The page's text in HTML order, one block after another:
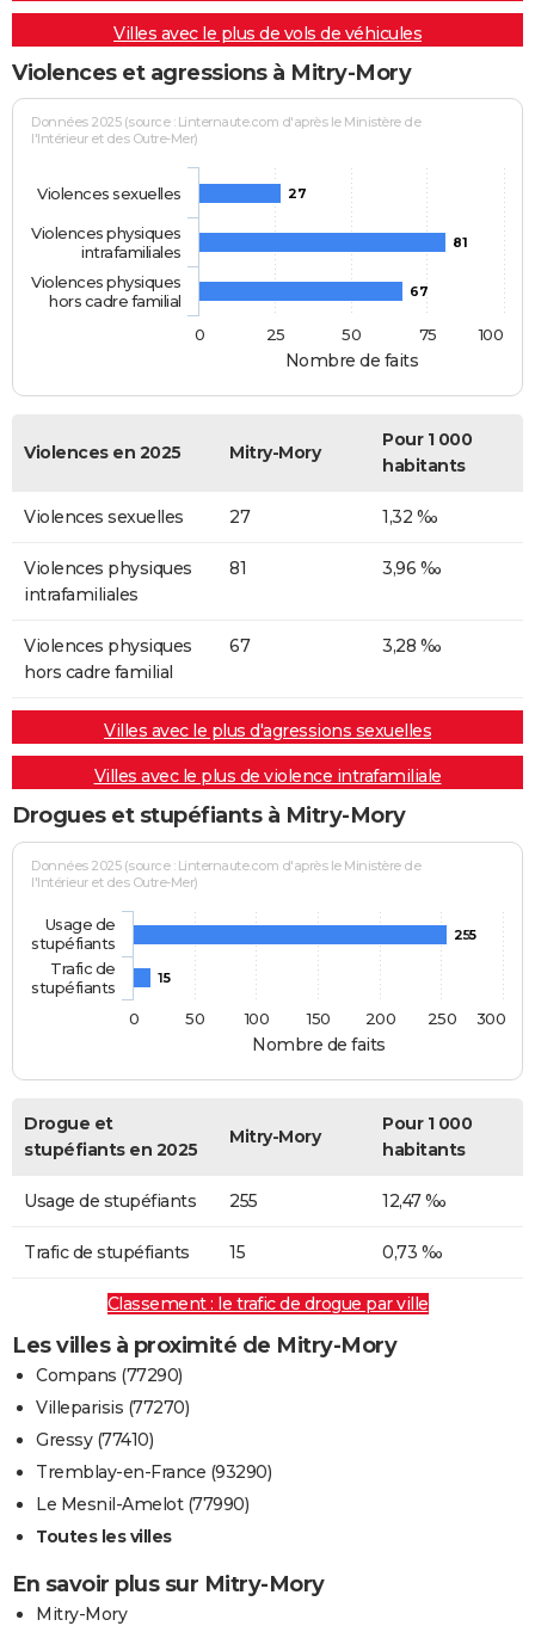
Villes avec le plus de vols de véhicules
Violences et agressions à Mitry-Mory
Nombre de faits
Données 2025 (source : Linternaute.com d'après le Ministère de
l'Intérieur et des Outre-Mer)
27
81
67
Violences sexuelles
Violences physiques
intrafamiliales
Violences physiques
hors cadre familial
0
100
25 50 75
Violences en 2025 Mitry-Mory
Pour 1 000
habitants
Violences sexuelles 27 1,32 ‰
Violences physiques
intrafamiliales
81 3,96 ‰
Violences physiques
hors cadre familial
67 3,28 ‰
Villes avec le plus d'agressions sexuelles
Villes avec le plus de violence intrafamiliale
Drogues et stupéfiants à Mitry-Mory
Nombre de faits
Données 2025 (source : Linternaute.com d'après le Ministère de
l'Intérieur et des Outre-Mer)
255
15
Usage de
stupéfiants
Trafic de
stupéfiants
0
50 100 150 200 250 300
Drogue et
stupéfiants en 2025
Mitry-Mory
Pour 1 000
habitants
Usage de stupéfiants 255 12,47 ‰
Trafic de stupéfiants 15 0,73 ‰
Classement : le trafic de drogue par ville
Les villes à proximité de Mitry-Mory
Compans (77290)
Villeparisis (77270)
Gressy (77410)
Tremblay-en-France (93290)
Le Mesnil-Amelot (77990)
Toutes les villes
En savoir plus sur Mitry-Mory
Mitry-Mory